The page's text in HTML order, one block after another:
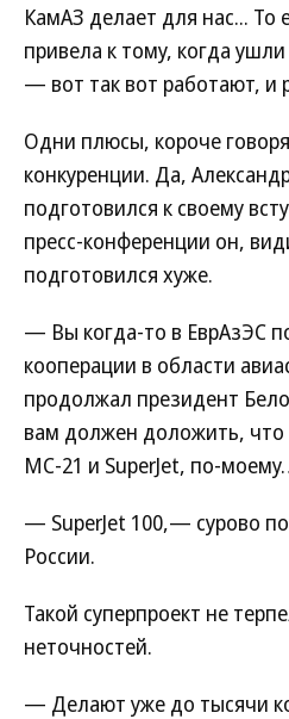
КамАЗ делает для нас... То
привела к тому, когда
— вот так вот работают, и
Одни плюсы, короче
конкуренции. Да,
подготовился к своему
пресс-конференции он,
подготовился хуже.
— Вы когда-то в ЕврАзЭС
кооперации в области
продолжал президент
вам должен доложить,
МС-21 и SuperJet, по-
— SuperJet 100,— сурово
России.
Такой суперпроект не
неточностей.
— Делают уже до тысячи